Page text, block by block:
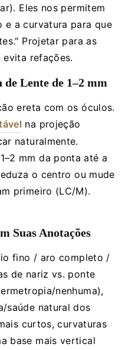
Eles nos permitem
e a curvatura para que
Projetar para as
refações.
de Lente de 1–2 mm
ereta com os óculos.
na projeção
naturalmente.
mm da ponta até a
o centro ou mude
primeiro (LC/M).
Suas Anotações
fino / aro completo /
de nariz vs. ponte
nenhuma),
saúde natural dos
curtos, curvaturas
base mais vertical